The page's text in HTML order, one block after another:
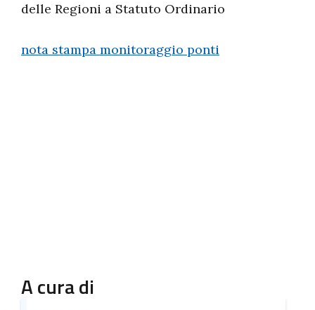
delle Regioni a Statuto Ordinario
nota stampa monitoraggio ponti
A cura di